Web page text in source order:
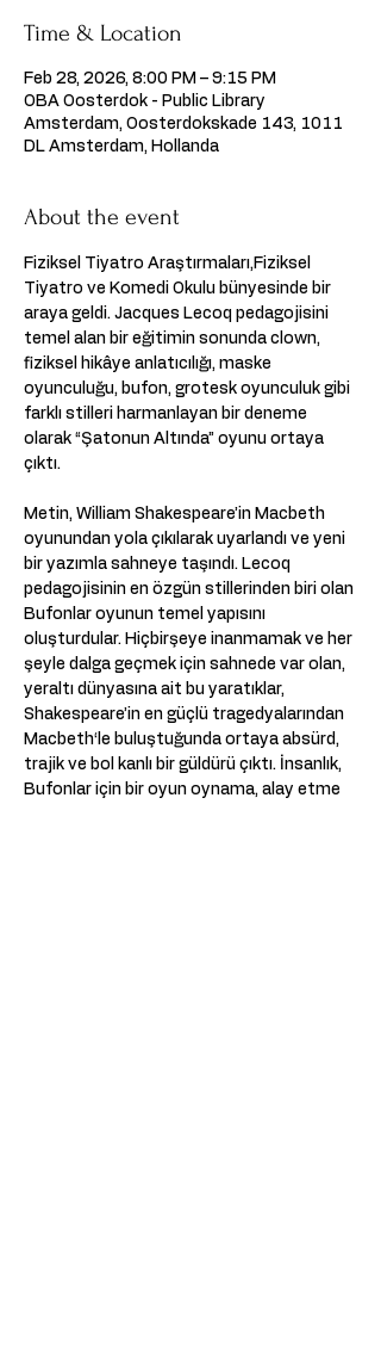
Time & Location
Feb 28, 2026, 8:00 PM – 9:15 PM
OBA Oosterdok - Public Library
Amsterdam, Oosterdokskade 143, 1011
DL Amsterdam, Hollanda
About the event
Fiziksel Tiyatro Araştırmaları,Fiziksel
Tiyatro ve Komedi Okulu bünyesinde bir
araya geldi. Jacques Lecoq pedagojisini
temel alan bir eğitimin sonunda clown,
fiziksel hikâye anlatıcılığı, maske
oyunculuğu, bufon, grotesk oyunculuk gibi
farklı stilleri harmanlayan bir deneme
olarak “Şatonun Altında” oyunu ortaya
çıktı.
Metin, William Shakespeare’in Macbeth
oyunundan yola çıkılarak uyarlandı ve yeni
bir yazımla sahneye taşındı. Lecoq
pedagojisinin en özgün stillerinden biri olan
Bufonlar oyunun temel yapısını
oluşturdular. Hiçbirşeye inanmamak ve her
şeyle dalga geçmek için sahnede var olan,
yeraltı dünyasına ait bu yaratıklar,
Shakespeare’in en güçlü tragedyalarından
Macbeth‘le buluştuğunda ortaya absürd,
trajik ve bol kanlı bir güldürü çıktı. İnsanlık,
Bufonlar için bir oyun oynama, alay etme